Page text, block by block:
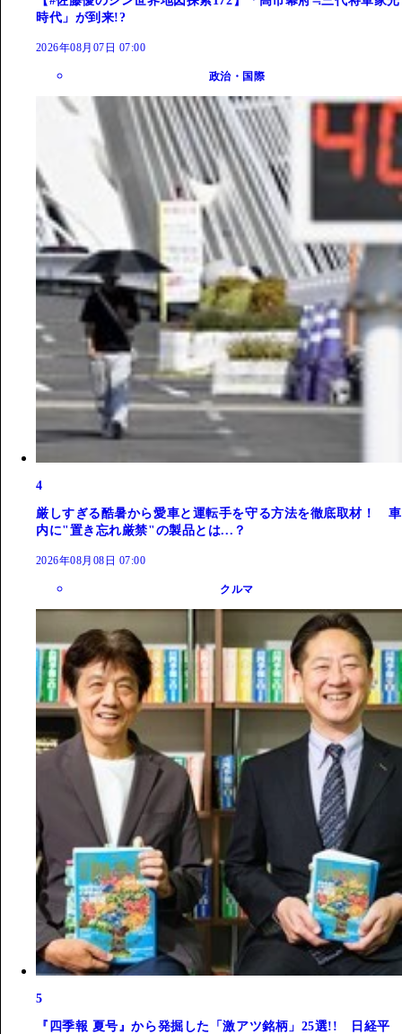
時代」が到来!?
2026年08月07日 07:00
政治・国際
4
厳しすぎる酷暑から愛車と運転手を守る方法を徹底取材！ 車
内に"置き忘れ厳禁"の製品とは...？
2026年08月08日 07:00
クルマ
5
『四季報 夏号』から発掘した「激アツ銘柄」25選!! 日経平